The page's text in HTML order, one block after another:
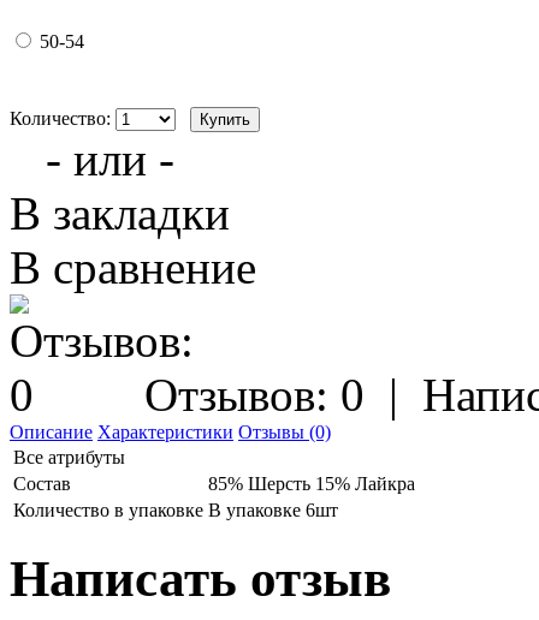
50-54
Количество:
- или -
В закладки
В сравнение
Отзывов: 0 |
Описание Характеристики Отзывы (0)
Все атрибуты
Состав
85% Шерсть 15% Лайкра
Количество в упаковке В упаковке 6шт
Написать отзыв